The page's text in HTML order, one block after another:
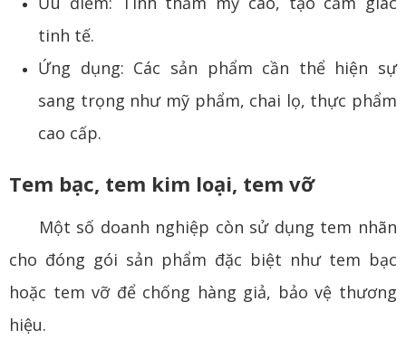
tinh tế.
Ứng dụng: Các sản phẩm cần thể hiện sự
sang trọng như mỹ phẩm, chai lọ, thực phẩm
cao cấp.
Tem bạc, tem kim loại, tem vỡ
Một số doanh nghiệp còn sử dụng tem nhãn
cho đóng gói sản phẩm đặc biệt như tem bạc
hoặc tem vỡ để chống hàng giả, bảo vệ thương
hiệu.